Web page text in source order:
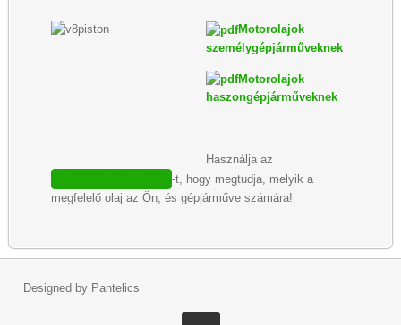
Motorolajok
személygépjárműveknek
Motorolajok
haszongépjárműveknek
Használja az
-t, hogy megtudja, melyik a
megfelelő olaj az Ön, és gépjárműve számára!
Designed by Pantelics